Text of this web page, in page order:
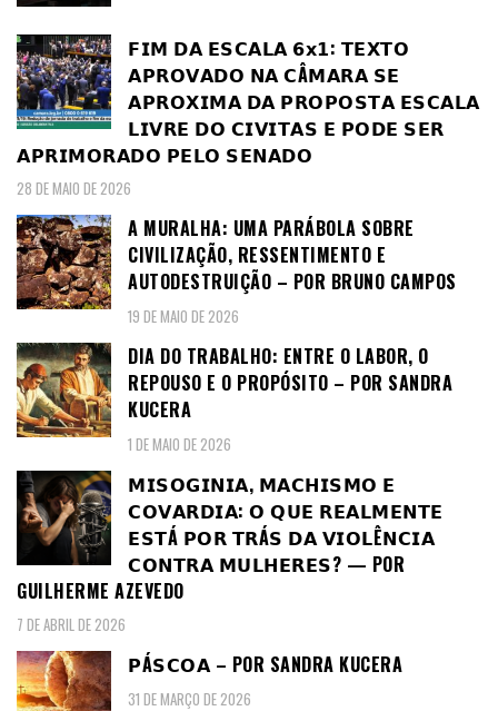
𝗙𝗜𝗠 𝗗𝗔 𝗘𝗦𝗖𝗔𝗟𝗔 𝟲𝘅𝟭: 𝗧𝗘𝗫𝗧𝗢
𝗔𝗣𝗥𝗢𝗩𝗔𝗗𝗢 𝗡𝗔 𝗖Â𝗠𝗔𝗥𝗔 𝗦𝗘
𝗔𝗣𝗥𝗢𝗫𝗜𝗠𝗔 𝗗𝗔 𝗣𝗥𝗢𝗣𝗢𝗦𝗧𝗔 𝗘𝗦𝗖𝗔𝗟𝗔
𝗟𝗜𝗩𝗥𝗘 𝗗𝗢 𝗖𝗜𝗩𝗜𝗧𝗔𝗦 𝗘 𝗣𝗢𝗗𝗘 𝗦𝗘𝗥
𝗔𝗣𝗥𝗜𝗠𝗢𝗥𝗔𝗗𝗢 𝗣𝗘𝗟𝗢 𝗦𝗘𝗡𝗔𝗗𝗢
28 DE MAIO DE 2026
A MURALHA: UMA PARÁBOLA SOBRE
CIVILIZAÇÃO, RESSENTIMENTO E
AUTODESTRUIÇÃO – POR BRUNO CAMPOS
19 DE MAIO DE 2026
DIA DO TRABALHO: ENTRE O LABOR, O
REPOUSO E O PROPÓSITO – POR SANDRA
KUCERA
1 DE MAIO DE 2026
𝗠𝗜𝗦𝗢𝗚𝗜𝗡𝗜𝗔, 𝗠𝗔𝗖𝗛𝗜𝗦𝗠𝗢 𝗘
𝗖𝗢𝗩𝗔𝗥𝗗𝗜𝗔: 𝗢 𝗤𝗨𝗘 𝗥𝗘𝗔𝗟𝗠𝗘𝗡𝗧𝗘
𝗘𝗦𝗧Á 𝗣𝗢𝗥 𝗧𝗥Á𝗦 𝗗𝗔 𝗩𝗜𝗢𝗟Ê𝗡𝗖𝗜𝗔
𝗖𝗢𝗡𝗧𝗥𝗔 𝗠𝗨𝗟𝗛𝗘𝗥𝗘𝗦? — POR
GUILHERME AZEVEDO
7 DE ABRIL DE 2026
𝗣Á𝗦𝗖𝗢𝗔 – POR SANDRA KUCERA
31 DE MARÇO DE 2026